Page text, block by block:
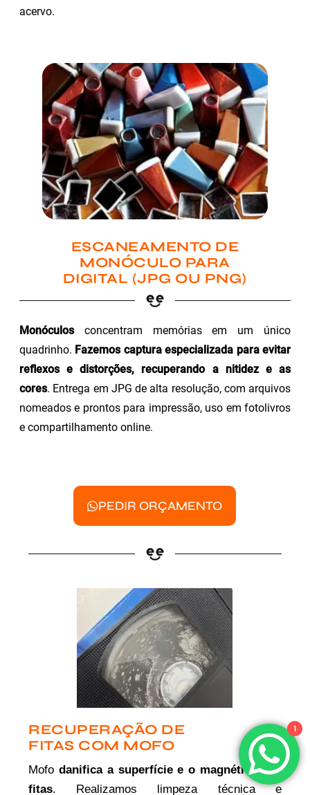
acervo.
ESCANEAMENTO DE
MONÓCULO PARA
DIGITAL (JPG OU PNG)
Monóculosconcentram memórias em um único
quadrinho. Fazemos captura especializada para evitar
reflexos e distorções, recuperando a nitidez e as
cores. Entrega em JPG de alta resolução, com arquivos
nomeados e prontos para impressão, uso em fotolivros
e compartilhamento online.
PEDIR ORÇAMENTO
RECUPERAÇÃO DE
FITAS COM MOFO
Mofodanifica a superfície e o magnético das
fitas. Realizamos limpeza técnica e
1